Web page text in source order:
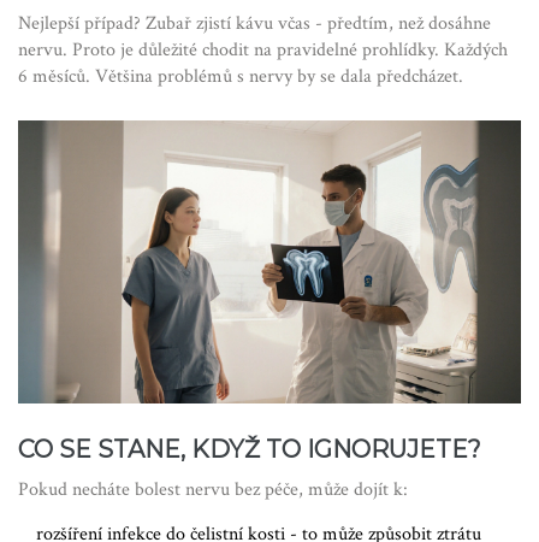
Nejlepší případ? Zubař zjistí kávu včas - předtím, než dosáhne
nervu. Proto je důležité chodit na pravidelné prohlídky. Každých
6 měsíců. Většina problémů s nervy by se dala předcházet.
CO SE STANE, KDYŽ TO IGNORUJETE?
Pokud necháte bolest nervu bez péče, může dojít k:
rozšíření infekce do čelistní kosti - to může způsobit ztrátu